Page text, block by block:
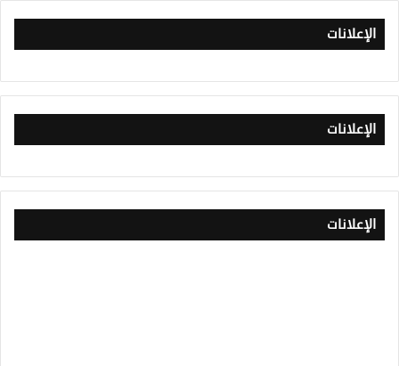
الإعلانات
الإعلانات
الإعلانات